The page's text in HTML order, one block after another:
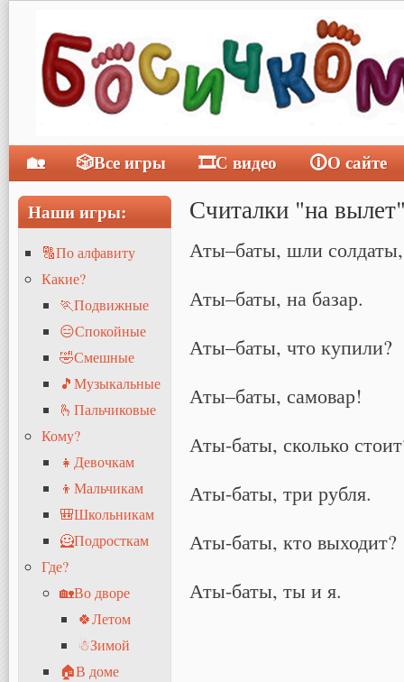
Считалки "на
Аты–баты, шли солдаты,
Аты–баты, на базар.
Аты–баты, что купили?
Аты–баты, самовар!
Аты-баты, сколько
Аты-баты, три рубля.
Аты-баты, кто выходит?
Аты-баты, ты и я.
Главное меню
🏡 🎲Все игры 🎞С видео
🛈О сайте
Наши игры:
🔠По алфавиту
Какие?
🏃Подвижные
😑Спокойные
🤣Смешные
🎵Музыкальные
🫰Пальчиковые
Кому?
👧Девочкам
👦Мальчикам
🎒Школьникам
🦸Подросткам
Где?
🏡Во дворе
🍀Летом
☃Зимой
🏠В доме